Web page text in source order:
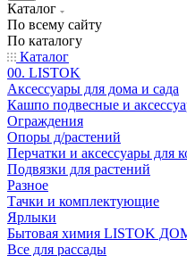
Каталог
По всему сайту
По каталогу
Каталог
00. LISTOK
Аксессуары для дома и сада
Кашпо подвесные и
Ограждения
Опоры д/растений
Перчатки и аксессуары для
Подвязки для растений
Разное
Тачки и комплектующие
Ярлыки
Бытовая химия LISTOK
Все для рассады